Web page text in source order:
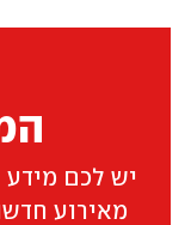
יש לכם
מאירוע